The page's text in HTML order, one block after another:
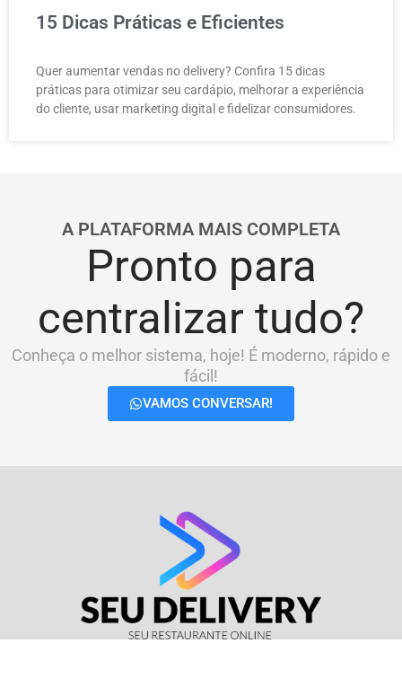
15 Dicas Práticas e Eficientes
Quer aumentar vendas no delivery? Confira 15 dicas
práticas para otimizar seu cardápio, melhorar a experiência
do cliente, usar marketing digital e fidelizar consumidores.
A PLATAFORMA MAIS COMPLETA
Pronto para
centralizar tudo?
Conheça o melhor sistema, hoje! É moderno, rápido e
fácil!
VAMOS CONVERSAR!